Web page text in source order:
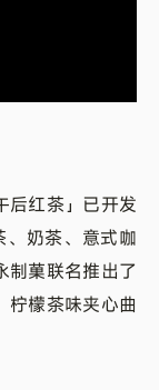
后红茶」已开发
奶茶、意式咖
制菓联名推出了
柠檬茶味夹心曲